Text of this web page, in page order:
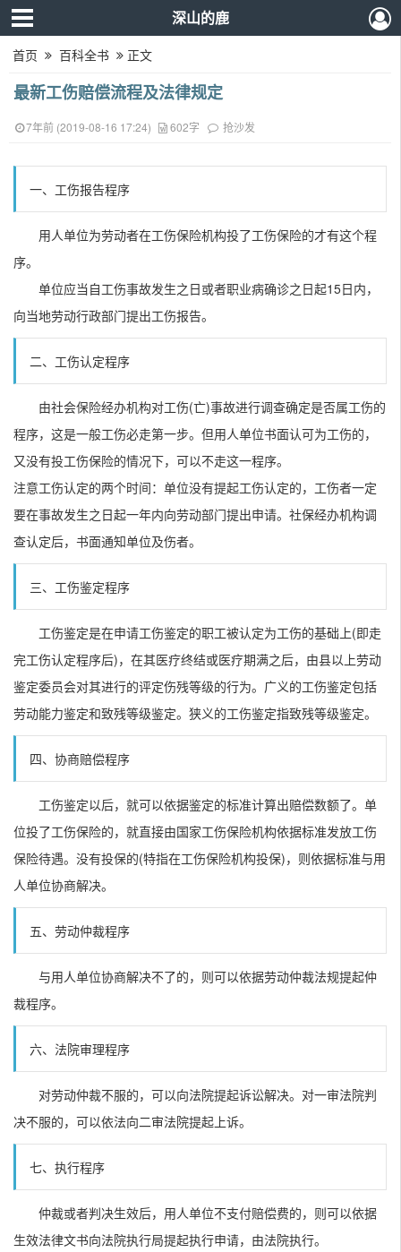
深山的鹿
首页 百科全书 正文
最新工伤赔偿流程及法律规定
7年前 (2019-08-16 17:24) 602字 抢沙发
一、工伤报告程序
用人单位为劳动者在工伤保险机构投了工伤保险的才有这个程
序。
单位应当自工伤事故发生之日或者职业病确诊之日起15日内，
向当地劳动行政部门提出工伤报告。
二、工伤认定程序
由社会保险经办机构对工伤(亡)事故进行调查确定是否属工伤的
程序，这是一般工伤必走第一步。但用人单位书面认可为工伤的，
又没有投工伤保险的情况下，可以不走这一程序。
注意工伤认定的两个时间：单位没有提起工伤认定的，工伤者一定
要在事故发生之日起一年内向劳动部门提出申请。社保经办机构调
查认定后，书面通知单位及伤者。
三、工伤鉴定程序
工伤鉴定是在申请工伤鉴定的职工被认定为工伤的基础上(即走
完工伤认定程序后)，在其医疗终结或医疗期满之后，由县以上劳动
鉴定委员会对其进行的评定伤残等级的行为。广义的工伤鉴定包括
劳动能力鉴定和致残等级鉴定。狭义的工伤鉴定指致残等级鉴定。
四、协商赔偿程序
工伤鉴定以后，就可以依据鉴定的标准计算出赔偿数额了。单
位投了工伤保险的，就直接由国家工伤保险机构依据标准发放工伤
保险待遇。没有投保的(特指在工伤保险机构投保)，则依据标准与用
人单位协商解决。
五、劳动仲裁程序
与用人单位协商解决不了的，则可以依据劳动仲裁法规提起仲
裁程序。
六、法院审理程序
对劳动仲裁不服的，可以向法院提起诉讼解决。对一审法院判
决不服的，可以依法向二审法院提起上诉。
七、执行程序
仲裁或者判决生效后，用人单位不支付赔偿费的，则可以依据
生效法律文书向法院执行局提起执行申请，由法院执行。